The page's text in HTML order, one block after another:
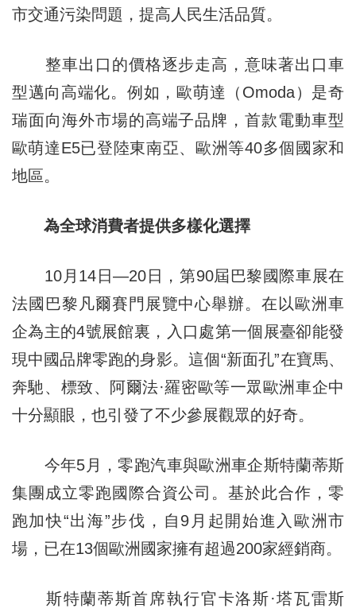
市交通污染問題，提高人民生活品質。
整車出口的價格逐步走高，意味著出口車
型邁向高端化。例如，歐萌達（Omoda）是奇
瑞面向海外市場的高端子品牌，首款電動車型
歐萌達E5已登陸東南亞、歐洲等40多個國家和
地區。
為全球消費者提供多樣化選擇
10月14日—20日，第90屆巴黎國際車展在
法國巴黎凡爾賽門展覽中心舉辦。在以歐洲車
企為主的4號展館裏，入口處第一個展臺卻能發
現中國品牌零跑的身影。這個“新面孔”在寶馬、
奔馳、標致、阿爾法·羅密歐等一眾歐洲車企中
十分顯眼，也引發了不少參展觀眾的好奇。
今年5月，零跑汽車與歐洲車企斯特蘭蒂斯
集團成立零跑國際合資公司。基於此合作，零
跑加快“出海”步伐，自9月起開始進入歐洲市
場，已在13個歐洲國家擁有超過200家經銷商。
斯特蘭蒂斯首席執行官卡洛斯·塔瓦雷斯